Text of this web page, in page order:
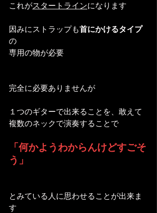
これがスタートラインになります
因みにストラップも首にかけるタイプ
の
専用の物が必要
完全に必要ありませんが
１つのギターで出来ることを、敢えて
複数のネックで演奏することで
「何かようわからんけどすごそ
う」
とみている人に思わせることが出来ま
す